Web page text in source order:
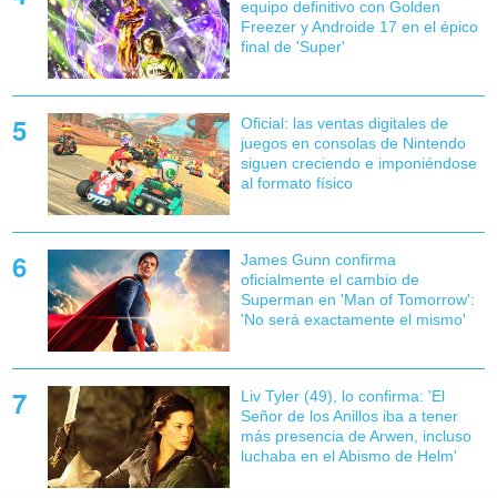
equipo definitivo con Golden
Freezer y Androide 17 en el épico
final de 'Super'
Oficial: las ventas digitales de
juegos en consolas de Nintendo
siguen creciendo e imponiéndose
al formato físico
James Gunn confirma
oficialmente el cambio de
Superman en 'Man of Tomorrow':
'No será exactamente el mismo'
Liv Tyler (49), lo confirma: 'El
Señor de los Anillos iba a tener
más presencia de Arwen, incluso
luchaba en el Abismo de Helm'